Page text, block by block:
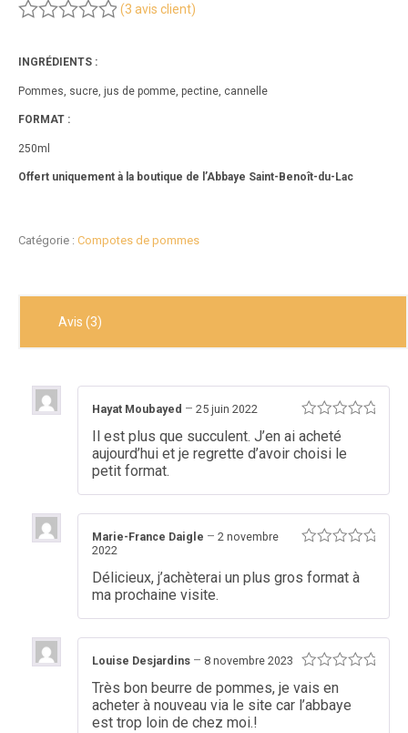
sur 5
notations
client
(3 avis client)
INGRÉDIENTS :
Pommes, sucre, jus de pomme, pectine, cannelle
FORMAT :
250ml
Offert uniquement à la boutique de l’Abbaye Saint-Benoît-du-Lac
Catégorie : Compotes de pommes
Avis (3)
Note
sur 5
Hayat Moubayed – 25 juin 2022
Il est plus que succulent. J’en ai acheté
aujourd’hui et je regrette d’avoir choisi le
petit format.
sur 5
Marie-France Daigle – 2 novembre
2022
Délicieux, j’achèterai un plus gros format à
ma prochaine visite.
Note
sur 5
Louise Desjardins – 8 novembre 2023
Très bon beurre de pommes, je vais en
acheter à nouveau via le site car l’abbaye
est trop loin de chez moi.!